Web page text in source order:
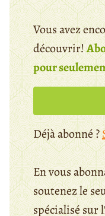
Vous avez
découvrir!
pour
Déjà abonné ?
En vous
soutenez le
spécialisé sur